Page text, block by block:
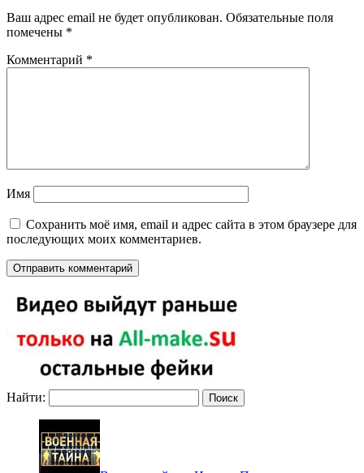
Ваш адрес email не будет опубликован. Обязательные поля
помечены *
Комментарий *
Имя
Сохранить моё имя, email и адрес сайта в этом браузере для
последующих моих комментариев.
Найти: